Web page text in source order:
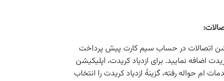
:
اتصالات در حساب سیم کارت پیش پرداخت
اضافه نمایید. برای ازدیاد کریدت، اپلیکیشن
ام حواله رفته، گزینۀ ازدیاد کریدت را انتخاب